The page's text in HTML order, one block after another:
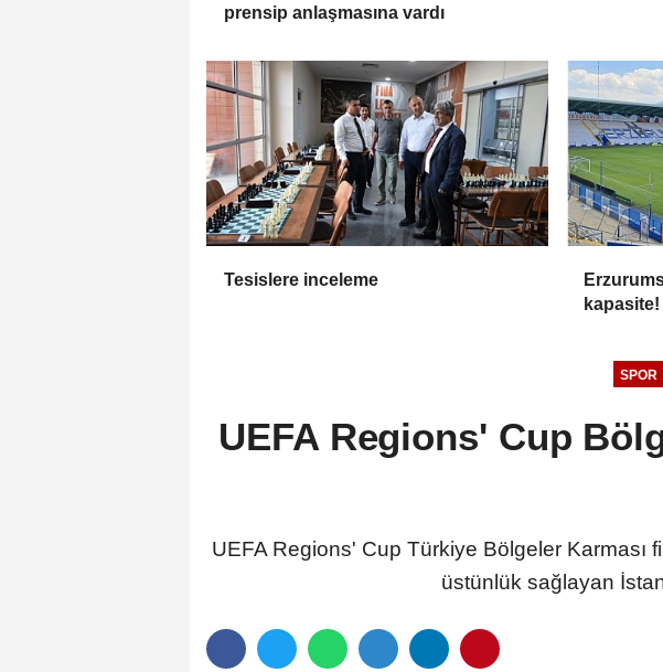
prensip anlaşmasına vardı
Tesislere inceleme
kapasite!
SPOR
UEFA Regions' Cup
UEFA Regions' Cup Türkiye Bölgeler Karması
üstünlük sağlayan